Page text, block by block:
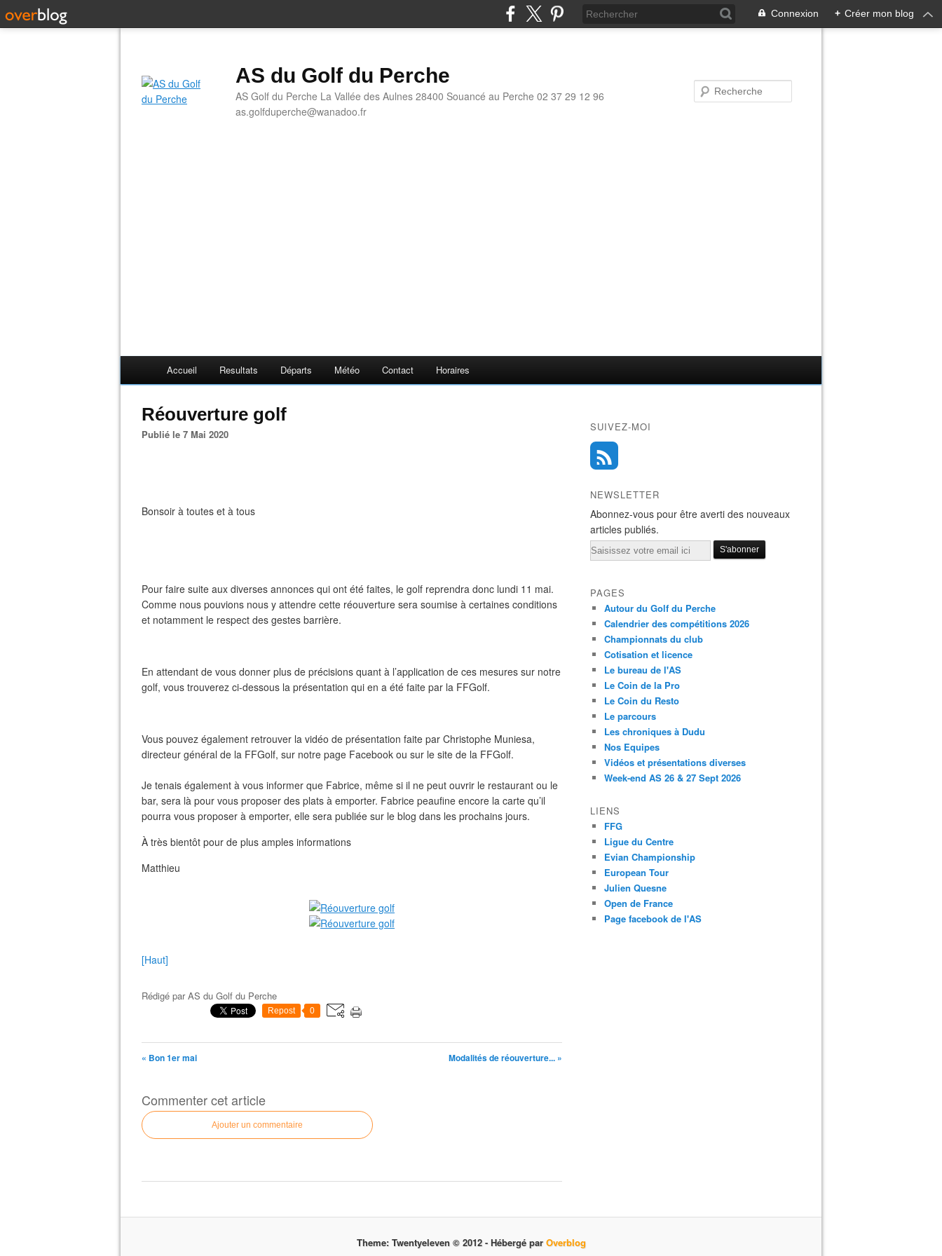
Connexion + Créer mon blog
AS du Golf du Perche
AS Golf du Perche La Vallée des Aulnes 28400 Souancé au Perche 02 37 29 12 96
as.golfduperche@wanadoo.fr
Accueil Resultats Départs Météo Contact Horaires
Réouverture golf
Publié le 7 Mai 2020
Bonsoir à toutes et à tous
Pour faire suite aux diverses annonces qui ont été faites, le golf reprendra donc lundi 11 mai.
Comme nous pouvions nous y attendre cette réouverture sera soumise à certaines conditions
et notamment le respect des gestes barrière.
En attendant de vous donner plus de précisions quant à l’application de ces mesures sur notre
golf, vous trouverez ci-dessous la présentation qui en a été faite par la FFGolf.
Vous pouvez également retrouver la vidéo de présentation faite par Christophe Muniesa,
directeur général de la FFGolf, sur notre page Facebook ou sur le site de la FFGolf.
Je tenais également à vous informer que Fabrice, même si il ne peut ouvrir le restaurant ou le
bar, sera là pour vous proposer des plats à emporter. Fabrice peaufine encore la carte qu’il
pourra vous proposer à emporter, elle sera publiée sur le blog dans les prochains jours.
À très bientôt pour de plus amples informations
Matthieu
[Haut]
Rédigé parAS du Golf du Perche
Repost 0
« Bon 1er mai Modalités de réouverture... »
Commenter cet article
Ajouter un commentaire
SUIVEZ-MOI
NEWSLETTER
Abonnez-vous pour être averti des nouveaux
articles publiés.
Email
PAGES
Autour du Golf du Perche
Calendrier des compétitions 2026
Championnats du club
Cotisation et licence
Le bureau de l'AS
Le Coin de la Pro
Le Coin du Resto
Le parcours
Les chroniques à Dudu
Nos Equipes
Vidéos et présentations diverses
Week-end AS 26 & 27 Sept 2026
LIENS
FFG
Ligue du Centre
Evian Championship
European Tour
Julien Quesne
Open de France
Page facebook de l'AS
Theme: Twentyeleven © 2012 - Hébergé par Overblog